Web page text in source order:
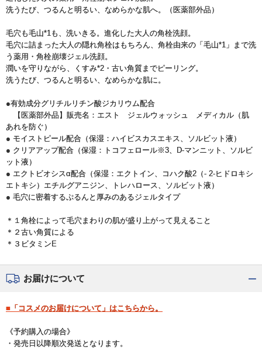
洗うたび、つるんと明るい、なめらかな肌へ。（医薬部外品）
毛穴も毛山*1も、洗いきる。進化した大人の角栓洗顔。
毛穴に詰まった大人の隠れ角栓はもちろん、角栓由来の「毛山*1」まで洗
う薬用・角栓崩壊ジェル洗顔。
潤いを守りながら、くすみ*2・古い角質までピーリング。
洗うたび、つるんと明るい、なめらかな肌に。
●有効成分グリチルリチン酸ジカリウム配合
【医薬部外品】販売名：エスト ジェルウォッシュ メディカル（肌
あれを防ぐ）
● モイストピール配合（保湿：ハイビスカスエキス、ソルビット液）
● クリアアップ配合（保湿：トコフェロール※3、D-マンニット、ソルビ
ット液）
● エクトビオシスα配合（保湿：エクトイン、コハク酸2（- 2-ヒドロキシ
エトキシ）エチルグアニジン、トレハロース、ソルビット液）
● 毛穴に密着するぷるんと厚みのあるジェルタイプ
＊１角栓によって毛穴まわりの肌が盛り上がって見えること
＊２古い角質による
＊３ビタミンE
お届けについて
■「コスメのお届けについて」はこちらから。
《予約購入の場合》
・発売日以降順次発送となります。